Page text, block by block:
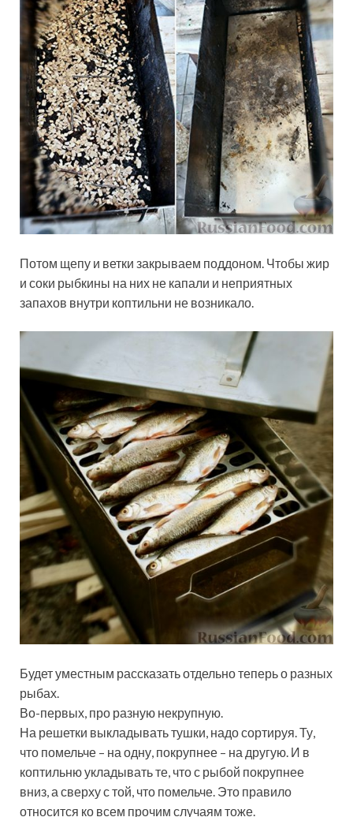
Потом щепу и ветки закрываем поддоном. Чтобы жир
и соки рыбкины на них не капали и неприятных
запахов внутри коптильни не возникало.
Будет уместным рассказать отдельно теперь о разных
рыбах.
Во-первых, про разную некрупную.
На решетки выкладывать тушки, надо сортируя. Ту,
что помельче – на одну, покрупнее – на другую. И в
коптильню укладывать те, что с рыбой покрупнее
вниз, а сверху с той, что помельче. Это правило
относится ко всем прочим случаям тоже.